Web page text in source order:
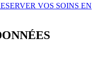
VOS SOINS EN